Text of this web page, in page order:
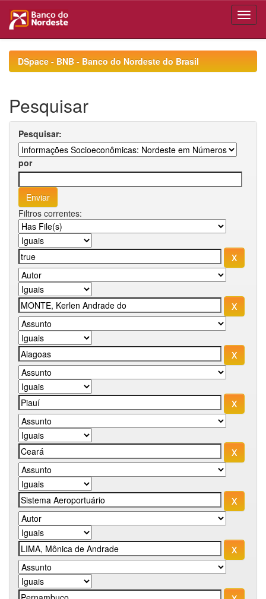
navigationDSpace - BNB - Banco do Nordeste do Brasil
Pesquisar
Pesquisar:
por
Filtros correntes: